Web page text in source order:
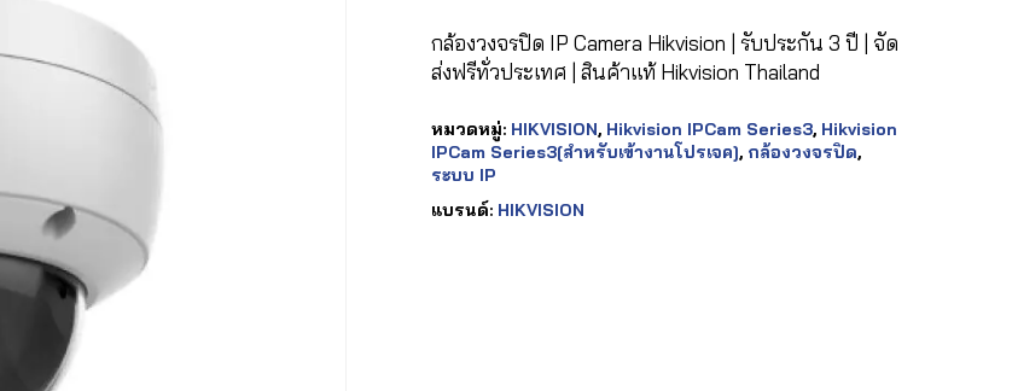
กล้องวงจรปิด IP Camera Hikvision | รับประกัน 3 ปี | จัด
ส่งฟรีทั่วประเทศ | สินค้าแท้ Hikvision Thailand
หมวดหมู่: HIKVISION, Hikvision IPCam Series3, Hikvision
IPCam Series3[สำหรับเข้างานโปรเจค], กล้องวงจรปิด,
ระบบ IP
แบรนด์: HIKVISION